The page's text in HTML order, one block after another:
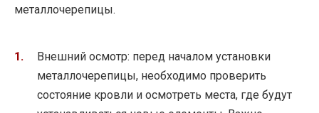
металлочерепицы.
Внешний осмотр: перед началом установки
металлочерепицы, необходимо проверить
состояние кровли и осмотреть места, где будут